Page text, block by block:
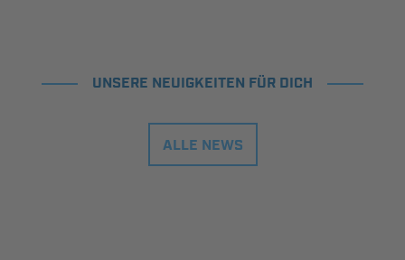
UNSERE NEUIGKEITEN FÜR DICH
ALLE NEWS